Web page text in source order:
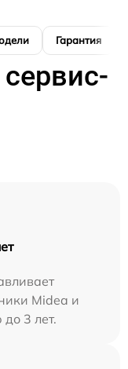
Гарантия
Midea и
3 лет.